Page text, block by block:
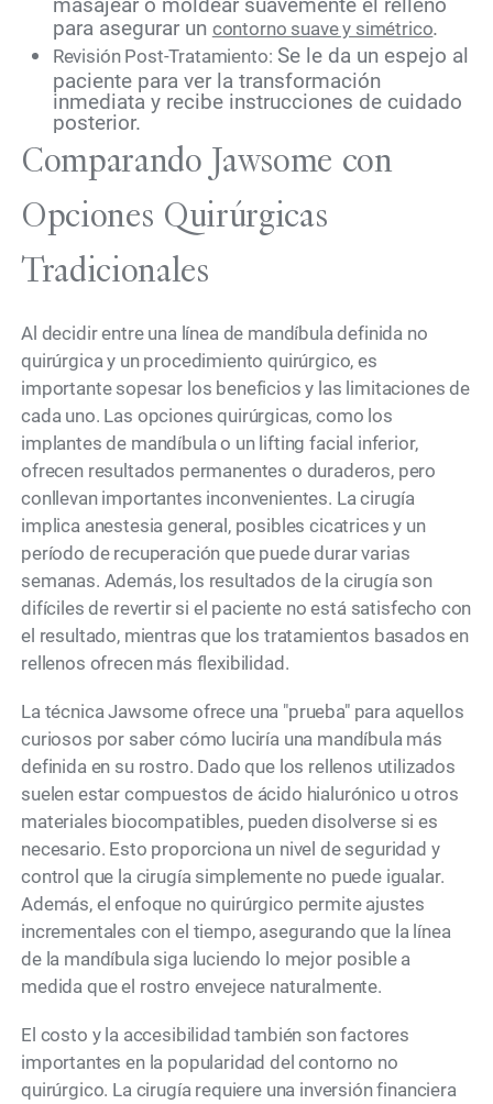
masajear o moldear suavemente el relleno
para asegurar un contorno suave y simétrico.
Revisión Post-Tratamiento: Se le da un espejo al
paciente para ver la transformación
inmediata y recibe instrucciones de cuidado
posterior.
Comparando Jawsome con
Opciones Quirúrgicas
Tradicionales
Al decidir entre una línea de mandíbula definida no
quirúrgica y un procedimiento quirúrgico, es
importante sopesar los beneficios y las limitaciones de
cada uno. Las opciones quirúrgicas, como los
implantes de mandíbula o un lifting facial inferior,
ofrecen resultados permanentes o duraderos, pero
conllevan importantes inconvenientes. La cirugía
implica anestesia general, posibles cicatrices y un
período de recuperación que puede durar varias
semanas. Además, los resultados de la cirugía son
difíciles de revertir si el paciente no está satisfecho con
el resultado, mientras que los tratamientos basados en
rellenos ofrecen más flexibilidad.
La técnica Jawsome ofrece una "prueba" para aquellos
curiosos por saber cómo luciría una mandíbula más
definida en su rostro. Dado que los rellenos utilizados
suelen estar compuestos de ácido hialurónico u otros
materiales biocompatibles, pueden disolverse si es
necesario. Esto proporciona un nivel de seguridad y
control que la cirugía simplemente no puede igualar.
Además, el enfoque no quirúrgico permite ajustes
incrementales con el tiempo, asegurando que la línea
de la mandíbula siga luciendo lo mejor posible a
medida que el rostro envejece naturalmente.
El costo y la accesibilidad también son factores
importantes en la popularidad del contorno no
quirúrgico. La cirugía requiere una inversión financiera